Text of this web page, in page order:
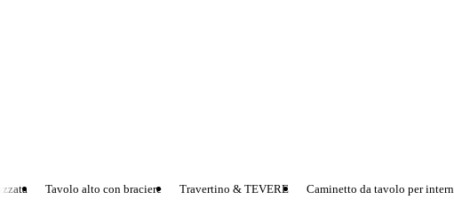
Tavolo alto con braciere Travertino & TEVERE Caminetto da tavolo per interni